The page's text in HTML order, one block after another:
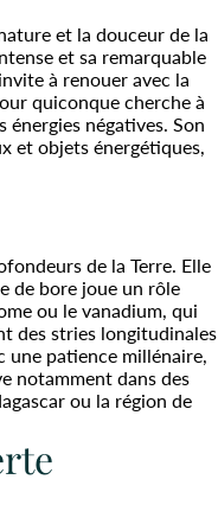
et la douceur de la
et sa remarquable
à renouer avec la
quiconque cherche à
négatives. Son
et objets énergétiques,
de la Terre. Elle
de bore joue un rôle
ou le vanadium, qui
des stries longitudinales
patience millénaire,
notamment dans des
ou la région de